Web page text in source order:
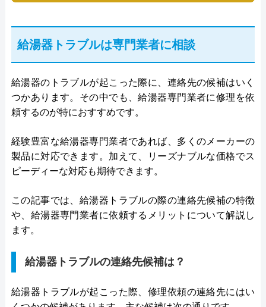
給湯器トラブルは専門業者に相談
給湯器のトラブルが起こった際に、連絡先の候補はいく
つかあります。その中でも、給湯器専門業者に修理を依
頼するのが特におすすめです。
経験豊富な給湯器専門業者であれば、多くのメーカーの
製品に対応できます。加えて、リーズナブルな価格でス
ピーディーな対応も期待できます。
この記事では、給湯器トラブルの際の連絡先候補の特徴
や、給湯器専門業者に依頼するメリットについて解説し
ます。
給湯器トラブルの連絡先候補は？
給湯器トラブルが起こった際、修理依頼の連絡先にはい